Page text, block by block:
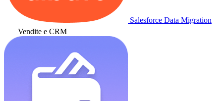
Salesforce Data Migration
Vendite e CRM